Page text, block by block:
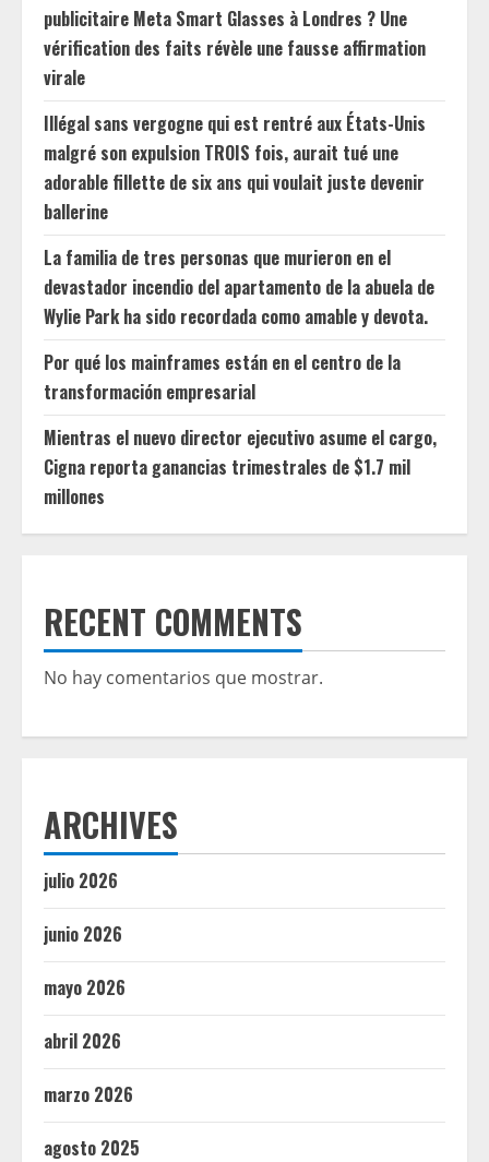
publicitaire Meta Smart Glasses à Londres ? Une
vérification des faits révèle une fausse affirmation
virale
Illégal sans vergogne qui est rentré aux États-Unis
malgré son expulsion TROIS fois, aurait tué une
adorable fillette de six ans qui voulait juste devenir
ballerine
La familia de tres personas que murieron en el
devastador incendio del apartamento de la abuela de
Wylie Park ha sido recordada como amable y devota.
Por qué los mainframes están en el centro de la
transformación empresarial
Mientras el nuevo director ejecutivo asume el cargo,
Cigna reporta ganancias trimestrales de $1.7 mil
millones
RECENT COMMENTS
No hay comentarios que mostrar.
ARCHIVES
julio 2026
junio 2026
mayo 2026
abril 2026
marzo 2026
agosto 2025